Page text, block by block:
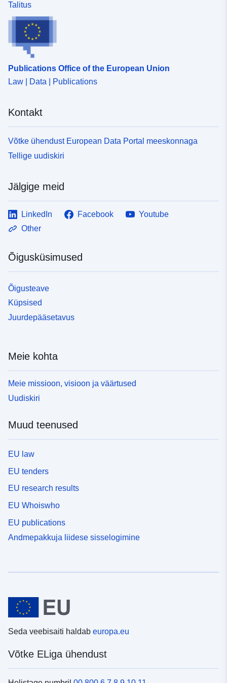
Talitus
Publications Office of the European Union
Law | Data | Publications
Kontakt
Võtke ühendust European Data Portal meeskonnaga
Tellige uudiskiri
Jälgige meid
LinkedIn Facebook
Youtube
Other
Õigusküsimused
Õigusteave
Küpsised
Juurdepääsetavus
Meie kohta
Meie missioon, visioon ja väärtused
Uudiskiri
Muud teenused
EU law
EU tenders
EU research results
EU Whoiswho
EU publications
Andmepakkuja liidese sisselogimine
Seda veebisaiti haldab europa.eu
Võtke ELiga ühendust